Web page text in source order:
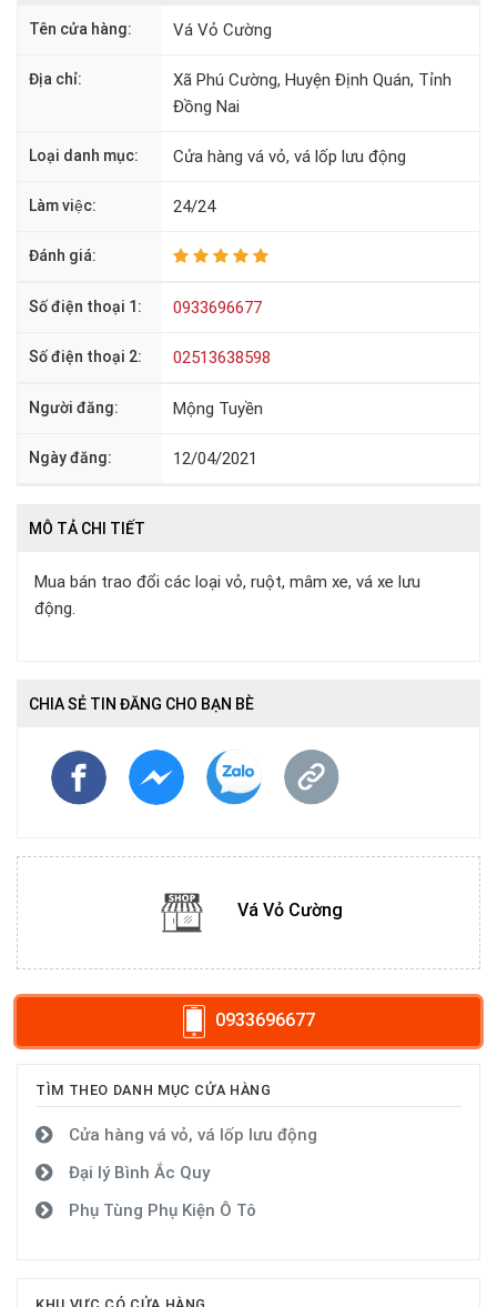
Tên cửa hàng: Vá Vỏ Cường
Địa chỉ:
Xã Phú Cường, Huyện Định Quán, Tỉnh
Đồng Nai
Loại danh mục: Cửa hàng vá vỏ, vá lốp lưu động
Làm việc: 24/24
Đánh giá:
Số điện thoại 1: 0933696677
Số điện thoại 2: 02513638598
Người đăng: Mộng Tuyền
Ngày đăng: 12/04/2021
MÔ TẢ CHI TIẾT
Mua bán trao đổi các loại vỏ, ruột, mâm xe, vá xe lưu
động.
CHIA SẺ TIN ĐĂNG CHO BẠN BÈ
Vá Vỏ Cường
0933696677
TÌM THEO DANH MỤC CỬA HÀNG
Cửa hàng vá vỏ, vá lốp lưu động
Đại lý Bình Ắc Quy
Phụ Tùng Phụ Kiện Ô Tô